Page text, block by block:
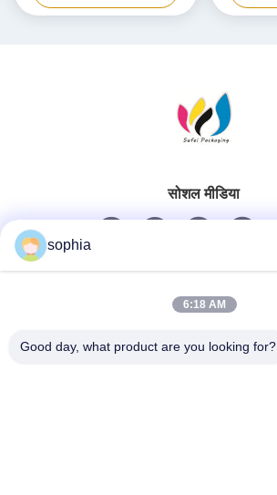
सोशल मीडिया
त्वरित संपर्क
sophia
6:18 AM
Good day, what product are you looking for?